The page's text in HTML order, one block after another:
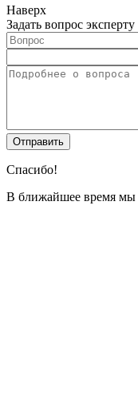
Наверх
Задать вопрос эксперту
Спасибо!
В ближайшее время